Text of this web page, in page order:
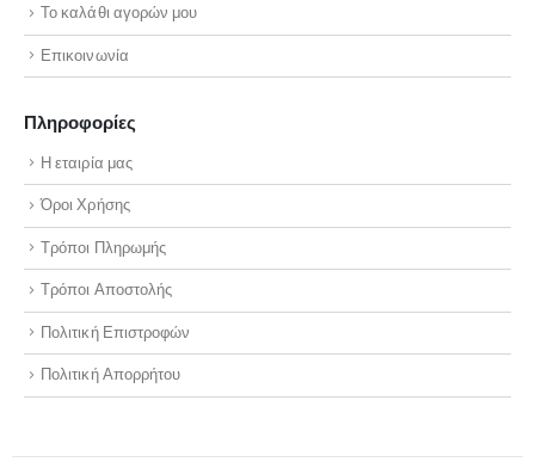
Το καλάθι αγορών μου
Επικοινωνία
Πληροφορίες
Η εταιρία μας
Όροι Χρήσης
Τρόποι Πληρωμής
Τρόποι Αποστολής
Πολιτική Επιστροφών
Πολιτική Απορρήτου